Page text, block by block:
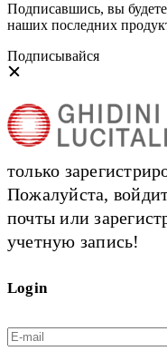
Подписавшись, вы
наших последних
Подписывайся
только
Пожалуйста,
почты или
учетную запись!
Login